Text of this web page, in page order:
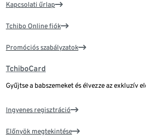
Kapcsolati űrlap
Tchibo Online fiók
Promóciós szabályzatok
TchiboCard
Gyűjtse a babszemeket és élvezze az exkluzív
Ingyenes regisztráció
Előnyök megtekintése